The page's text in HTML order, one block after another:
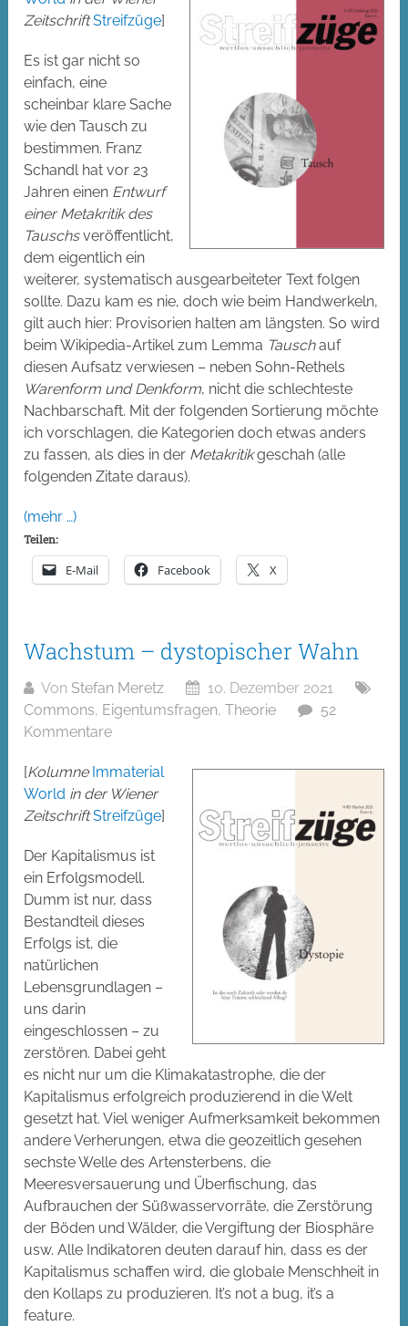
Zeitschrift Streifzüge]
Es ist gar nicht so
einfach, eine
scheinbar klare Sache
wie den Tausch zu
bestimmen. Franz
Schandl hat vor 23
Jahren einen Entwurf
einer Metakritik des
Tauschsveröffentlicht,
dem eigentlich ein
weiterer, systematisch ausgearbeiteter Text folgen
sollte. Dazu kam es nie, doch wie beim Handwerkeln,
gilt auch hier: Provisorien halten am längsten. So wird
beim Wikipedia-Artikel zum Lemma Tauschauf
diesen Aufsatz verwiesen – neben Sohn-Rethels
Warenform und Denkform, nicht die schlechteste
Nachbarschaft. Mit der folgenden Sortierung möchte
ich vorschlagen, die Kategorien doch etwas anders
zu fassen, als dies in der Metakritikgeschah (alle
folgenden Zitate daraus).
(mehr …)
Teilen:
E-Mail Facebook X
Wachstum – dystopischer Wahn
Von Stefan Meretz
10. Dezember 2021
Commons, Eigentumsfragen,Theorie
52
Kommentare
[Kolumne Immaterial
World in der Wiener
Zeitschrift Streifzüge]
Der Kapitalismus ist
ein Erfolgsmodell.
Dumm ist nur, dass
Bestandteil dieses
Erfolgs ist, die
natürlichen
Lebensgrundlagen –
uns darin
eingeschlossen – zu
zerstören. Dabei geht
es nicht nur um die Klimakatastrophe, die der
Kapitalismus erfolgreich produzierend in die Welt
gesetzt hat. Viel weniger Aufmerksamkeit bekommen
andere Verherungen, etwa die geozeitlich gesehen
sechste Welle des Artensterbens, die
Meeresversauerung und Überfischung, das
Aufbrauchen der Süßwasservorräte, die Zerstörung
der Böden und Wälder, die Vergiftung der Biosphäre
usw. Alle Indikatoren deuten darauf hin, dass es der
Kapitalismus schaffen wird, die globale Menschheit in
den Kollaps zu produzieren. It’s not a bug, it’s a
feature.